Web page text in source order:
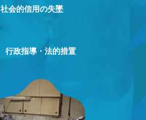
社会的信用の失墜
行政指導・法的措置